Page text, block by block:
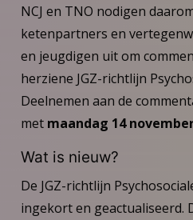
NCJ en TNO nodigen
ketenpartners en
en jeugdigen uit om
herziene JGZ-richtlijn
Deelnemen aan de
met maandag 14
Wat is nieuw?
De JGZ-richtlijn
ingekort en geactualiseerd.